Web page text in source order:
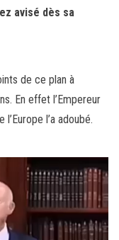
avisé dès sa
de ce plan à
En effet l’Empereur
l’a adoubé.